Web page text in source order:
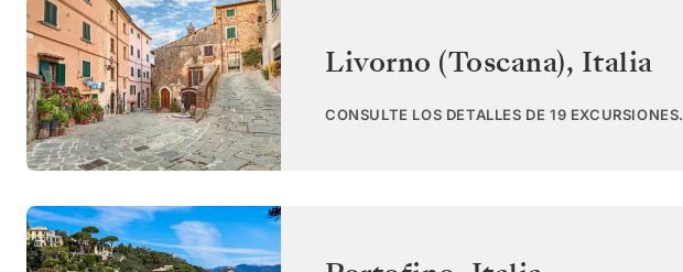
Livorno (Toscana), Italia
CONSULTE LOS DETALLES DE 19 EXCURSIONES.